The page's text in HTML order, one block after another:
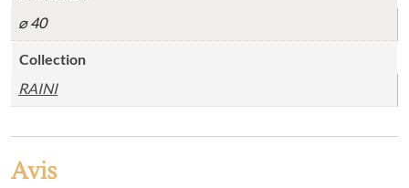
⌀ 40
Collection
RAINI
Avis